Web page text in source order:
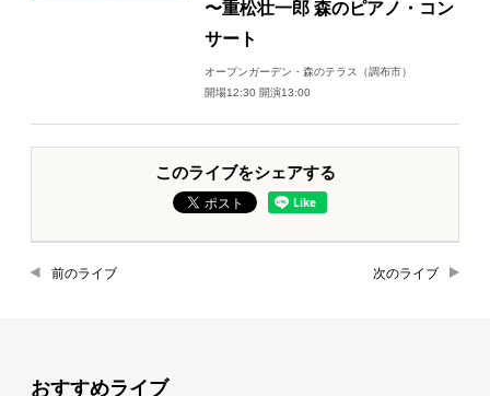
〜重松壮一郎 森のピアノ・コン
サート
オープンガーデン・森のテラス（調布市）
開場12:30 開演13:00
このライブをシェアする
前のライブ 次のライブ
おすすめライブ